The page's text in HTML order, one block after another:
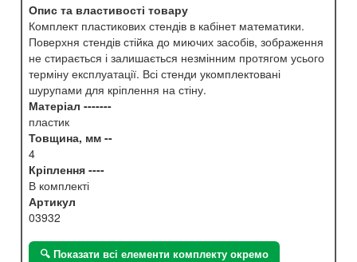
Опис та властивості товару
Комплект пластикових стендів в кабінет математики.
Поверхня стендів стійка до миючих засобів, зображення
не стирається і залишається незмінним протягом усього
терміну експлуатації. Всі стенди укомплектовані
шурупами для кріплення на стіну.
Матеріал -------
пластик
Товщина, мм --
4
Кріплення ----
В комплекті
Артикул
03932
🔍 Показати всі елементи комплекту окремо